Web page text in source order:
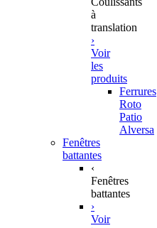
à
translation
›
Voir
les
produits
Ferrures
Roto
Patio
Alversa
Fenêtres
battantes
‹
Fenêtres
battantes
›
Voir